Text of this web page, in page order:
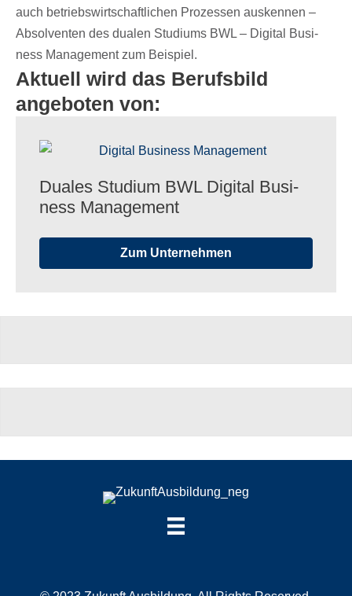
auch betriebs­wirt­schaft­li­chen Prozes­sen ausken­nen –
Absol­ven­ten des dualen Studi­ums BWL – Digi­tal Busi­
ness Manage­ment zum Beispiel.
Aktuell wird das Berufsbild
angeboten von:
Duales Studium BWL Digi­tal Busi­
ness Management
Zum Unternehmen